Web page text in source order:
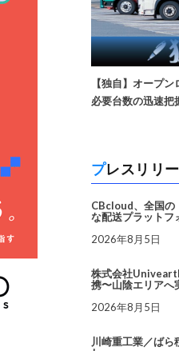
【独自】オープ
必要台数の迅速把
プレスリリ
CBcloud、全国の
な配送プラット
2026年8月5日
株式会社
携〜山陰エリアへ
2026年8月5日
川崎重工業／ばら